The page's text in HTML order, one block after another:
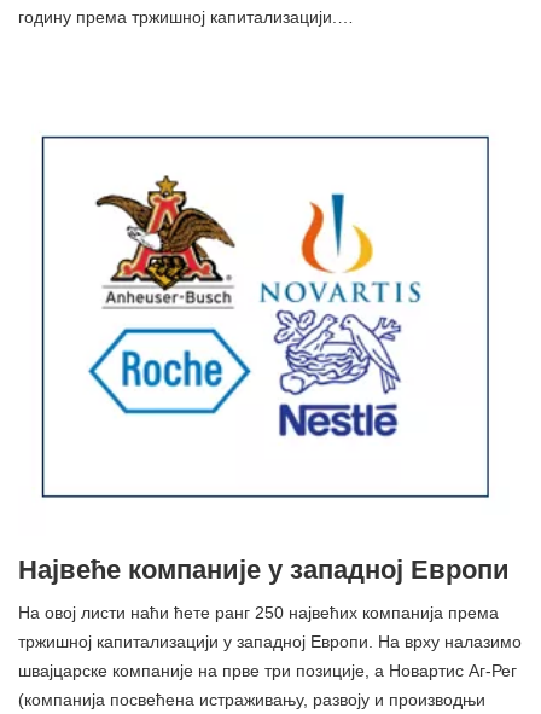
годину према тржишној капитализацији.…
Највеће компаније у западној Европи
На овој листи наћи ћете ранг 250 највећих компанија према
тржишној капитализацији у западној Европи. На врху налазимо
швајцарске компаније на прве три позиције, а Новартис Аг-Рег
(компанија посвећена истраживању, развоју и производњи